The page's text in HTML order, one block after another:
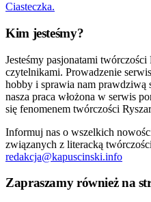
Ciasteczka.
Kim jesteśmy?
Jesteśmy pasjonatami
czytelnikami. Prowadzenie
hobby i sprawia nam prawdziwą
nasza praca włożona w serwis
się fenomenem twórczości
Informuj nas o wszelkich
związanych z literacką
redakcja@kapuscinski.info
Zapraszamy również na